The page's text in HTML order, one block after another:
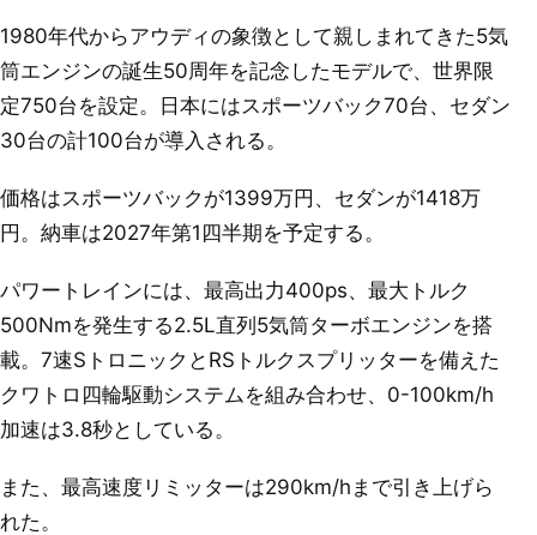
1980年代からアウディの象徴として親しまれてきた5気
筒エンジンの誕生50周年を記念したモデルで、世界限
定750台を設定。日本にはスポーツバック70台、セダン
30台の計100台が導入される。
価格はスポーツバックが1399万円、セダンが1418万
円。納車は2027年第1四半期を予定する。
パワートレインには、最高出力400ps、最大トルク
500Nmを発生する2.5L直列5気筒ターボエンジンを搭
載。7速SトロニックとRSトルクスプリッターを備えた
クワトロ四輪駆動システムを組み合わせ、0-100km/h
加速は3.8秒としている。
また、最高速度リミッターは290km/hまで引き上げら
れた。